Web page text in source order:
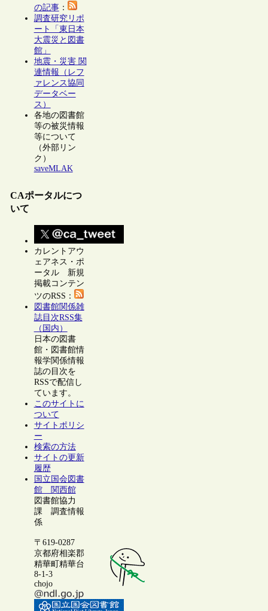
の記事：
調査研究リポ
ート「東日本
大震災と図書
館」
地震・災害 関
連情報（レフ
ァレンス協同
データベー
ス）
各地の図書館
等の被災情報
等について
（外部リン
ク）
saveMLAK
CAポータルにつ
いて
カレントアウ
ェアネス・ポ
ータル 新規
掲載コンテン
ツのRSS：
図書館関係雑
誌目次RSS集
（国内）
日本の図書
館・図書館情
報学関係情報
誌の目次を
RSSで配信し
ています。
このサイトに
ついて
サイトポリシ
ー
検索の方法
サイトの更新
履歴
国立国会図書
館 関西館
図書館協力
課 調査情報
係
〒619-0287
京都府相楽郡
精華町精華台
8-1-3
chojo